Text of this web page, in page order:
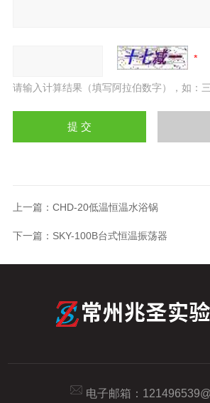
请输入计算结果（填写阿拉伯数字），如：
上一篇： CHD-20低温恒温水浴锅
下一篇： SKY-100B台式恒温振荡器
电子邮箱：